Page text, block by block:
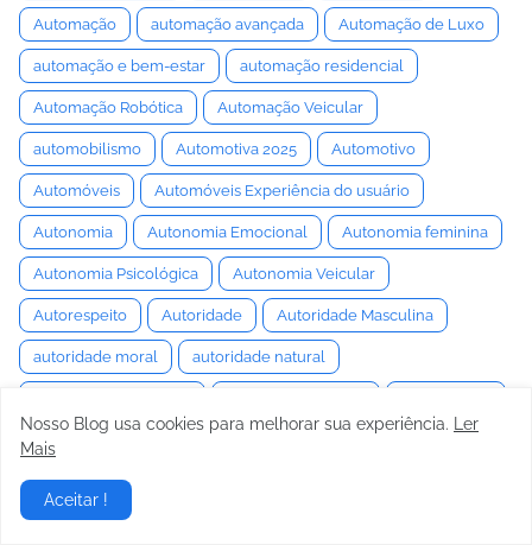
Automação automação avançada Automação de Luxo
automação e bem-estar automação residencial
Automação Robótica Automação Veicular
automobilismo Automotiva 2025 Automotivo
Automóveis Automóveis Experiência do usuário
Autonomia Autonomia Emocional Autonomia feminina
Autonomia Psicológica Autonomia Veicular
Autorespeito Autoridade Autoridade Masculina
autoridade moral autoridade natural
Autorregulação
autorresponsabilidade
autossabotagem
Nosso Blog usa cookies para melhorar sua experiência.
Ler
Mais
Aceitar !